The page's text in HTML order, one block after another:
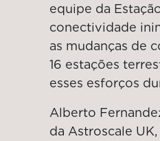
equipe da
conectividade
as mudanças de
16 estações
esses esforços
Alberto
da Astroscale